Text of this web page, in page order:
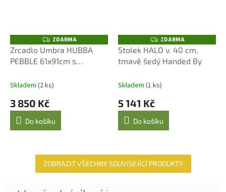
Z
D
A
R
ZDARMA
Zrcadlo Umbra HUBBA
PEBBLE 61x91cm s
Skladem (2 ks)
3 850 Kč
Do košíku
Z
D
A
R
M
ZDARMA
Stolek HALO v. 40 cm,
tmavě šedý Handed By
Skladem (1 ks)
5 141 Kč
Do košíku
ZOBRAZIT VŠECHNY SOUVISEJÍCÍ PRODUKTY